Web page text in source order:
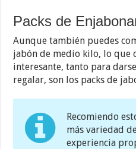
Packs de
Aunque también puedes
jabón de medio kilo, lo que
interesante, tanto para
regalar, son los packs de
Recomiendo
más variedad
experiencia